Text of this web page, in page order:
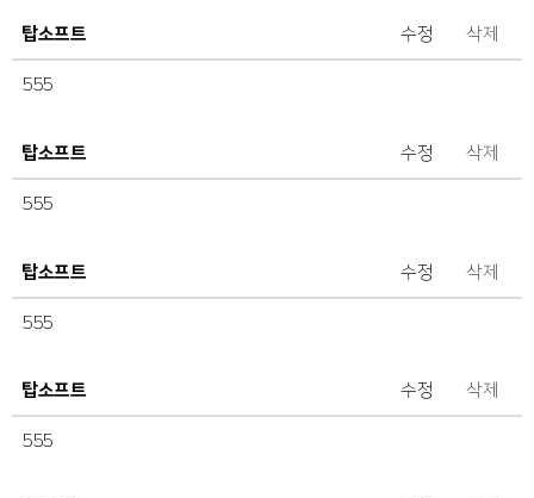
탑소프트 수정 삭제
555
탑소프트 수정 삭제
555
탑소프트 수정 삭제
555
탑소프트 수정 삭제
555